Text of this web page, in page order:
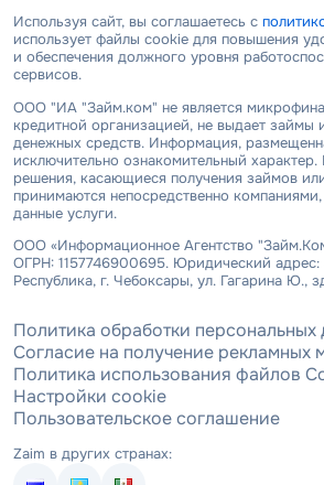
Используя сайт, вы соглашаетесь с
использует файлы cookie для повышения
и обеспечения должного уровня
сервисов.
ООО "ИА "Займ.ком" не является
кредитной организацией, не выдает займы
денежных средств. Информация,
исключительно ознакомительный характер.
решения, касающиеся получения займов
принимаются непосредственно
данные услуги.
ООО «Информационное Агентство
ОГРН: 1157746900695. Юридический адрес:
Республика, г. Чебоксары, ул. Гагарина Ю.,
Политика обработки персональных
Согласие на получение рекламных
Политика использования файлов
Настройки cookie
Пользовательское соглашение
Zaim в других странах: